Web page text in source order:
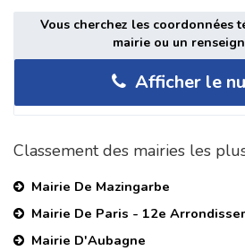
Vous cherchez les coordonnées
mairie ou un
Afficher le
Classement des mairies les
Mairie De Mazingarbe
Mairie De Paris - 12e
Mairie D'Aubagne